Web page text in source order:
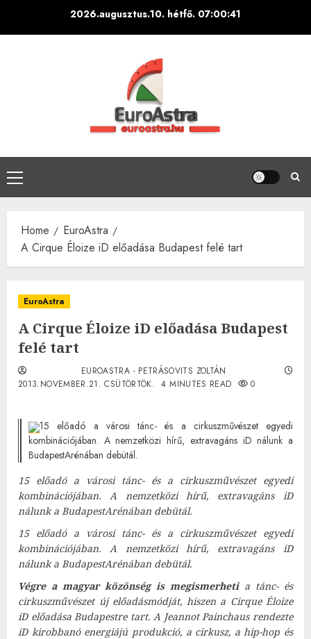
2026.augusztus.10. hétfő. 07:00:42
Primary
Menu
Home
EuroAstra
A Cirque Éloize iD előadása Budapest felé tart
EuroAstra
A Cirque Éloize iD előadása Budapest
felé tart
EUROASTRA - PETRÁSOVITS ZOLTÁN
2013.NOVEMBER.21. CSÜTÖRTÖK. 4 MINUTES READ 0
15 előadó a városi tánc- és a cirkuszművészet egyedi
kombinációjában. A nemzetközi hírű, extravagáns iD nálunk a
BudapestArénában debütál.
15 előadó a városi tánc- és a cirkuszművészet egyedi
kombinációjában. A nemzetközi hírű, extravagáns iD
nálunk a BudapestArénában debütál.
15 előadó a városi tánc- és a cirkuszművészet egyedi
kombinációjában. A nemzetközi hírű, extravagáns iD
nálunk a BudapestArénában debütál.
Végre a magyar közönség is megismerhetia tánc- és
cirkuszművészet új előadásmódját, hiszen a Cirque Éloize
iD előadása Budapestre tart. A Jeannot Painchaus rendezte
iD kirobbanó energiájú produkció, a cirkusz, a hip-hop és